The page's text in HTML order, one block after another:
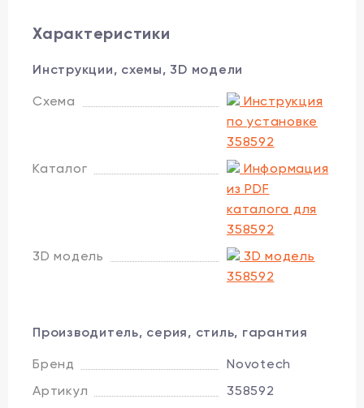
Характеристики
Инструкции, схемы, 3D модели
Схема
Инструкция
по установке
358592
Каталог
Информация
из PDF
каталога для
358592
3D модель
3D модель
358592
Производитель, серия, стиль, гарантия
Бренд
Novotech
Артикул
358592